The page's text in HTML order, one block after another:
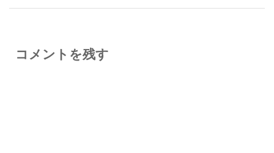
コメントを残す